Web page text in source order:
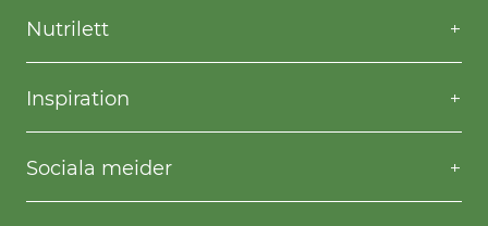
Nutrilett
Kontakta oss
Frågor & svar
Frakt & returer
Köpvillkor
Inspiration
Willpower
Recept
Gå ner i vikt
Sociala meider
Facebook